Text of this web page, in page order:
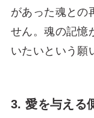
があった魂との
せん。魂の記憶
いたいという願
3. 愛を与える